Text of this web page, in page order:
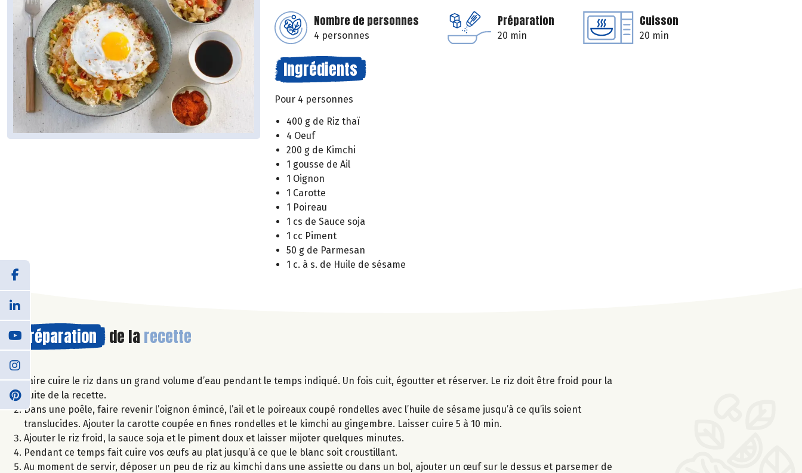
Nombre de personnes
4 personnes
Préparation
20 min
Cuisson
20 min
Ingrédients
Pour 4 personnes
400 g de Riz thaï
4 Oeuf
200 g de Kimchi
1 gousse de Ail
1 Oignon
1 Carotte
1 Poireau
1 cs de Sauce soja
1 cc Piment
50 g de Parmesan
1 c. à s. de Huile de sésame
Préparation de la recette
Faire cuire le riz dans un grand volume d’eau pendant le temps indiqué. Un fois cuit, égoutter et réserver. Le riz doit être froid pour la
suite de la recette.
Dans une poêle, faire revenir l’oignon émincé, l’ail et le poireaux coupé rondelles avec l’huile de sésame jusqu’à ce qu’ils soient
translucides. Ajouter la carotte coupée en fines rondelles et le kimchi au gingembre. Laisser cuire 5 à 10 min.
Ajouter le riz froid, la sauce soja et le piment doux et laisser mijoter quelques minutes.
Pendant ce temps fait cuire vos œufs au plat jusqu’à ce que le blanc soit croustillant.
Au moment de servir, déposer un peu de riz au kimchi dans une assiette ou dans un bol, ajouter un œuf sur le dessus et parsemer de